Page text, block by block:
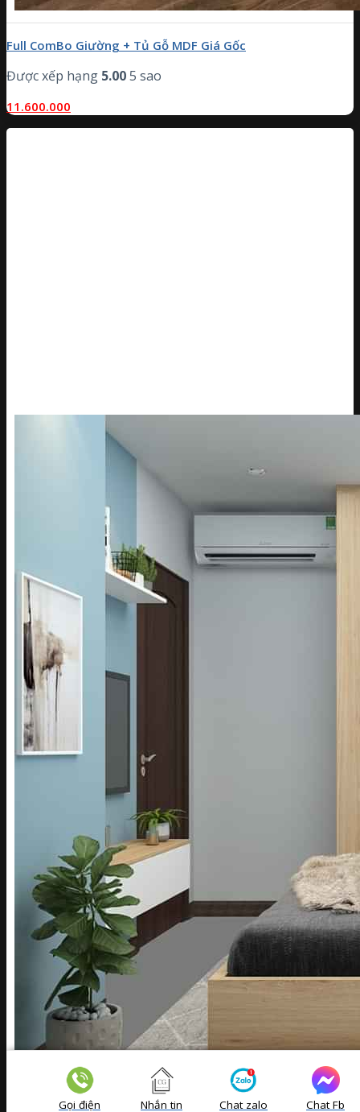
Full ComBo Giường + Tủ Gỗ MDF Giá Gốc
Được xếp hạng 5.005 sao
11.600.000
Gọi điện Nhắn tin Chat zalo Chat Fb